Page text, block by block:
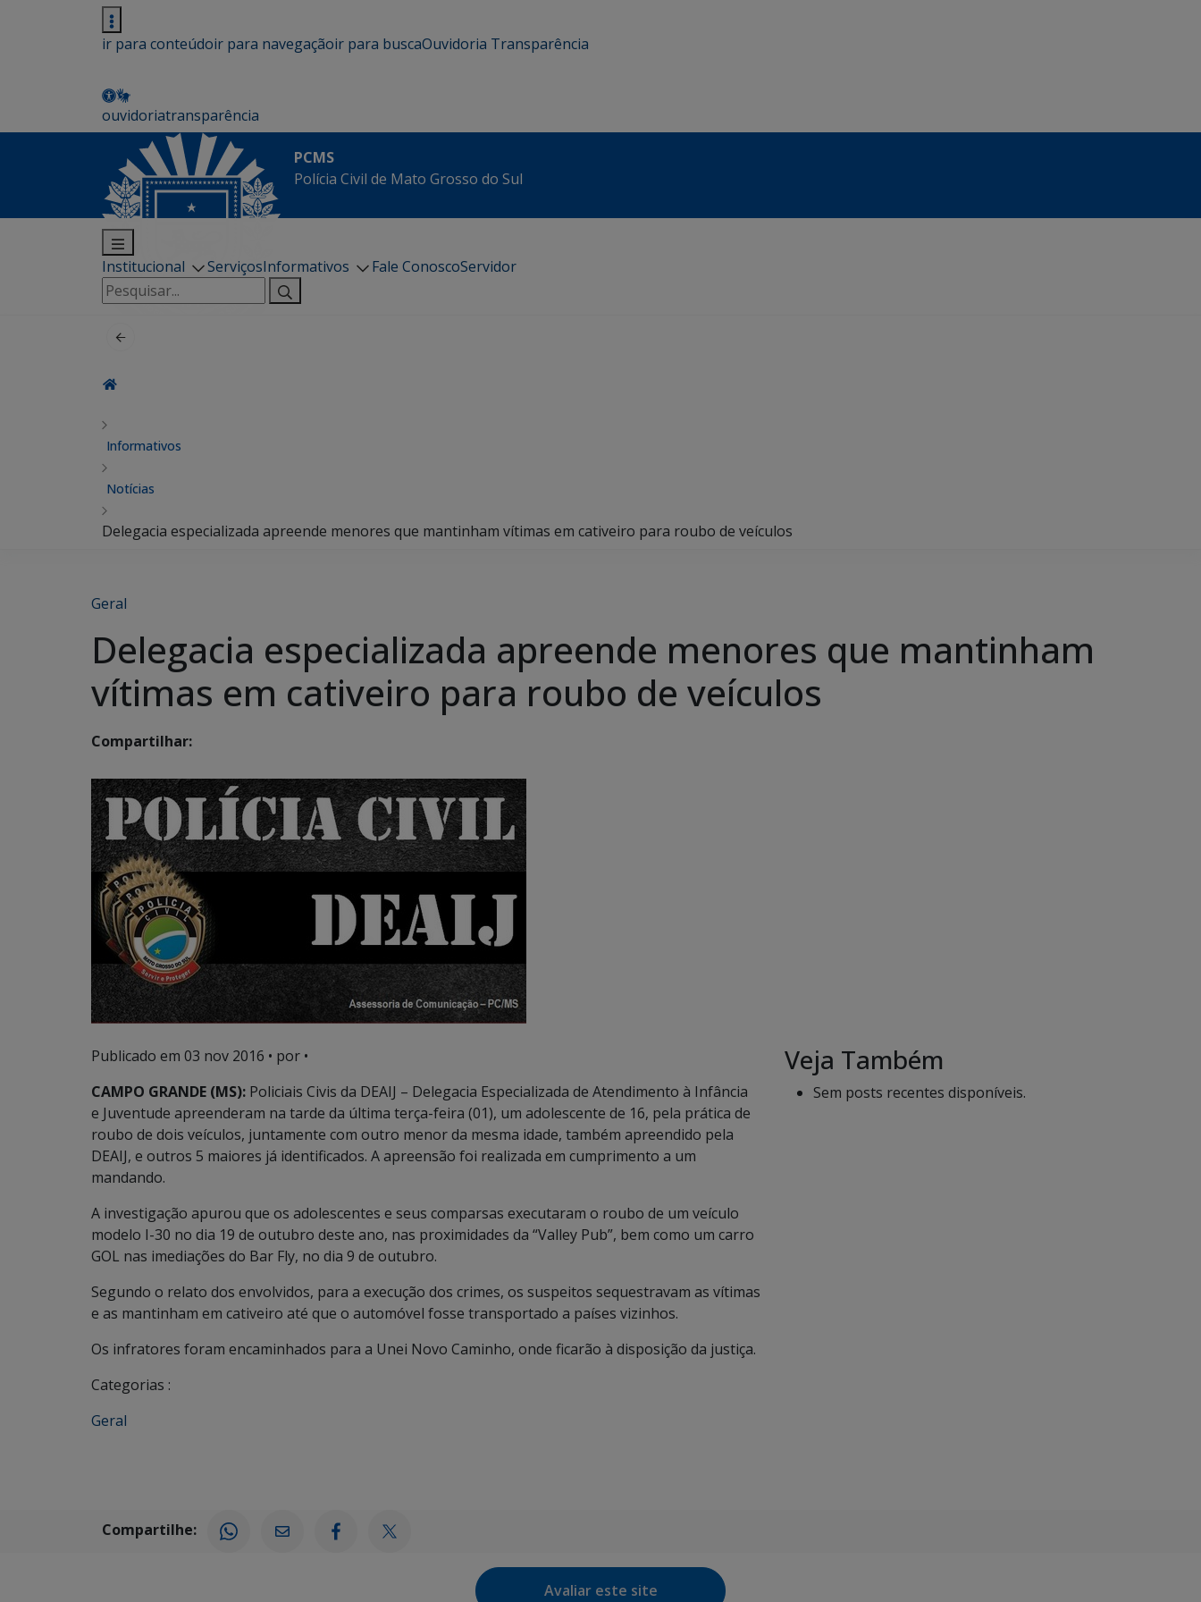
ir para conteúdoir para navegaçãoir para buscaOuvidoria Transparência
ouvidoriatransparência
PCMS
Polícia Civil de Mato Grosso do Sul
Institucional ServiçosInformativos Fale ConoscoServidor
Pesquisar
por:
Informativos
Notícias
Delegacia especializada apreende menores que mantinham vítimas em cativeiro para roubo de veículos
Geral
Delegacia especializada apreende menores que mantinham
vítimas em cativeiro para roubo de veículos
Compartilhar:
Publicado em 03 nov 2016 • por •
CAMPO GRANDE (MS): Policiais Civis da DEAIJ – Delegacia Especializada de Atendimento à Infância
e Juventude apreenderam na tarde da última terça-feira (01), um adolescente de 16, pela prática de
roubo de dois veículos, juntamente com outro menor da mesma idade, também apreendido pela
DEAIJ, e outros 5 maiores já identificados. A apreensão foi realizada em cumprimento a um
mandando.
A investigação apurou que os adolescentes e seus comparsas executaram o roubo de um veículo
modelo I-30 no dia 19 de outubro deste ano, nas proximidades da “Valley Pub”, bem como um carro
GOL nas imediações do Bar Fly, no dia 9 de outubro.
Segundo o relato dos envolvidos, para a execução dos crimes, os suspeitos sequestravam as vítimas
e as mantinham em cativeiro até que o automóvel fosse transportado a países vizinhos.
Os infratores foram encaminhados para a Unei Novo Caminho, onde ficarão à disposição da justiça.
Categorias :
Geral
Veja Também
Sem posts recentes disponíveis.
Compartilhe:
Avaliar este site